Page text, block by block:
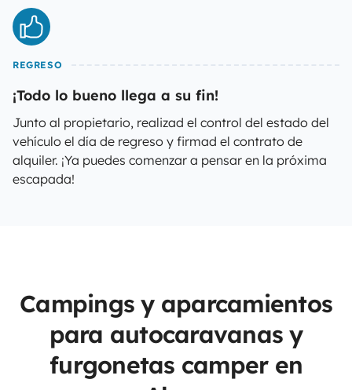
REGRESO
¡Todo lo bueno llega a su fin!
Junto al propietario, realizad el control del estado del
vehículo el día de regreso y firmad el contrato de
alquiler. ¡Ya puedes comenzar a pensar en la próxima
escapada!
Campings y aparcamientos
para autocaravanas y
furgonetas camper en